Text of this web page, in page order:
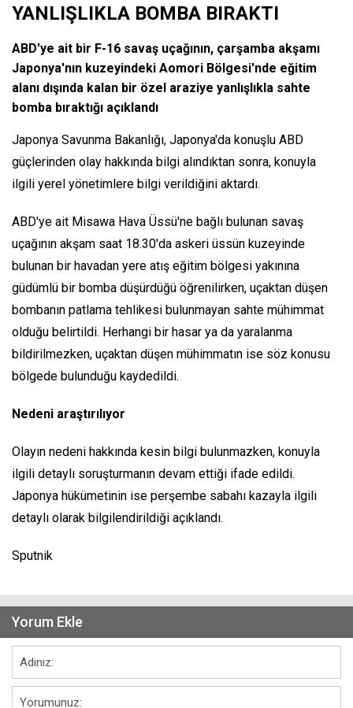
YANLIŞLIKLA BOMBA BIRAKTI
ABD'ye ait bir F-16 savaş uçağının, çarşamba akşamı
Japonya'nın kuzeyindeki Aomori Bölgesi'nde eğitim
alanı dışında kalan bir özel araziye yanlışlıkla sahte
bomba bıraktığı açıklandı
Japonya Savunma Bakanlığı, Japonya'da konuşlu ABD
güçlerinden olay hakkında bilgi alındıktan sonra, konuyla
ilgili yerel yönetimlere bilgi verildiğini aktardı.
ABD'ye ait Misawa Hava Üssü'ne bağlı bulunan savaş
uçağının akşam saat 18.30'da askeri üssün kuzeyinde
bulunan bir havadan yere atış eğitim bölgesi yakınına
güdümlü bir bomba düşürdüğü öğrenilirken, uçaktan düşen
bombanın patlama tehlikesi bulunmayan sahte mühimmat
olduğu belirtildi. Herhangi bir hasar ya da yaralanma
bildirilmezken, uçaktan düşen mühimmatın ise söz konusu
bölgede bulunduğu kaydedildi.
​Nedeni araştırılıyor
Olayın nedeni hakkında kesin bilgi bulunmazken, konuyla
ilgili detaylı soruşturmanın devam ettiği ifade edildi.
Japonya hükümetinin ise perşembe sabahı kazayla ilgili
detaylı olarak bilgilendirildiği açıklandı.
Sputnik
Yorum Ekle